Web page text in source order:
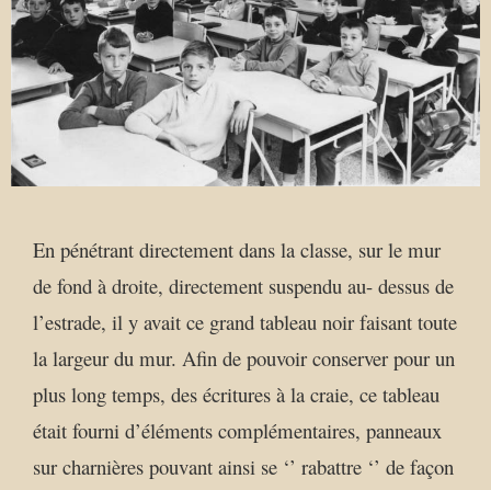
En pénétrant directement dans la classe, sur le mur
de fond à droite, directement suspendu au- dessus de
l’estrade, il y avait ce grand tableau noir faisant toute
la largeur du mur. Afin de pouvoir conserver pour un
plus long temps, des écritures à la craie, ce tableau
était fourni d’éléments complémentaires, panneaux
sur charnières pouvant ainsi se ‘’ rabattre ‘’ de façon